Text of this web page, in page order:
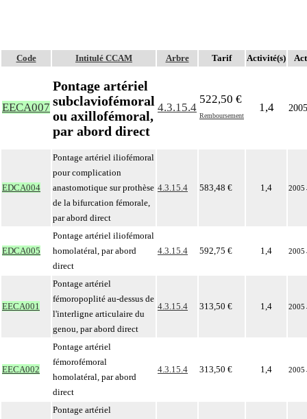
Code Intitulé CCAM Arbre Tarif Activité(s)
EECA007
Pontage artériel
subclaviofémoral
ou axillofémoral,
par abord direct
4.3.15.4
522,50 €
Remboursement
1,4 2005
EDCA004
Pontage artériel iliofémoral
pour complication
anastomotique sur prothèse
de la bifurcation fémorale,
par abord direct
4.3.15.4 583,48 € 1,4 2005
EDCA005
Pontage artériel iliofémoral
homolatéral, par abord
direct
4.3.15.4 592,75 € 1,4 2005
EECA001
Pontage artériel
fémoropoplité au-dessus de
l'interligne articulaire du
genou, par abord direct
4.3.15.4 313,50 € 1,4 2005
EECA002
Pontage artériel
fémorofémoral
homolatéral, par abord
direct
4.3.15.4 313,50 € 1,4 2005
Pontage artériel